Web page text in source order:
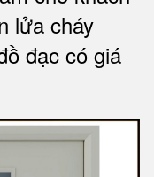
lửa cháy
đạc có giá